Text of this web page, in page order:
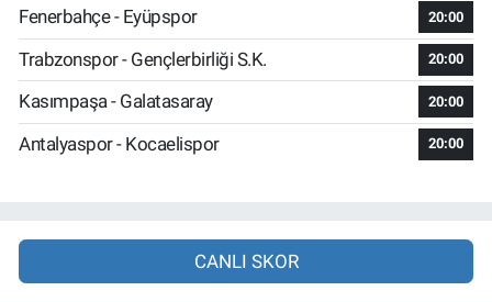
Fenerbahçe - Eyüpspor 20:00
Trabzonspor - Gençlerbirliği S.K. 20:00
Kasımpaşa - Galatasaray 20:00
Antalyaspor - Kocaelispor 20:00
CANLI SKOR